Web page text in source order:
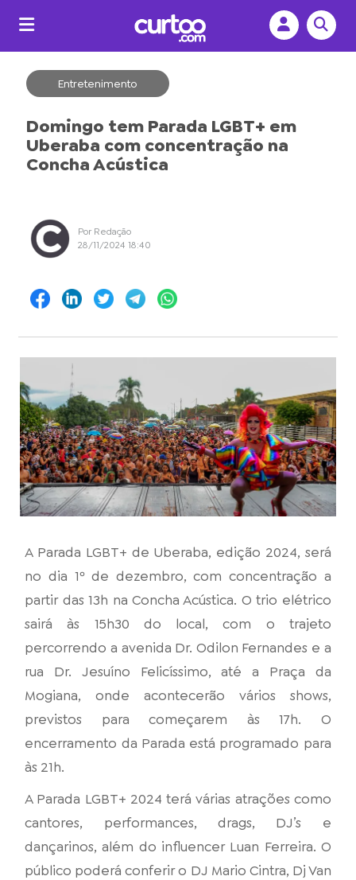
Entretenimento
Domingo tem Parada LGBT+ em
Uberaba com concentração na
Concha Acústica
Por Redação
28/11/2024 18:40
A Parada LGBT+ de Uberaba, edição 2024, será
no dia 1º de dezembro, com concentração a
partir das 13h na Concha Acústica. O trio elétrico
sairá às 15h30 do local, com o trajeto
percorrendo a avenida Dr. Odilon Fernandes e a
rua Dr. Jesuíno Felicíssimo, até a Praça da
Mogiana, onde acontecerão vários shows,
previstos para começarem às 17h. O
encerramento da Parada está programado para
às 21h.
A Parada LGBT+ 2024 terá várias atrações como
cantores, performances, drags, DJ’s e
dançarinos, além do influencer Luan Ferreira. O
público poderá conferir o DJ Mario Cintra, Dj Van